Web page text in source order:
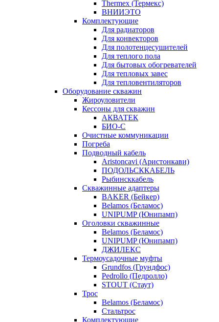
Thermex (Термекс)
ВНИИЭТО
Комплектующие
Для радиаторов
Для конвекторов
Для полотенцесушителей
Для теплого пола
Для бытовых обогревателей
Для тепловых завес
Для тепловентиляторов
Оборудование скважин
Жироуловители
Кессоны для скважин
АКВАТЕК
БИО-С
Очистные коммуникации
Погреба
Подводный кабель
Aristoncavi (Аристонкави)
ПОДОЛЬСККАБЕЛЬ
Рыбинсккабель
Скважинные адаптеры
BAKER (Бейкер)
Belamos (Беламос)
UNIPUMP (Юнипамп)
Оголовки скважинные
Belamos (Беламос)
UNIPUMP (Юнипамп)
ДЖИЛЕКС
Термоусадочные муфты
Grundfos (Грундфос)
Pedrollo (Педролло)
STOUT (Стаут)
Трос
Belamos (Беламос)
Стальтрос
Комплектующие